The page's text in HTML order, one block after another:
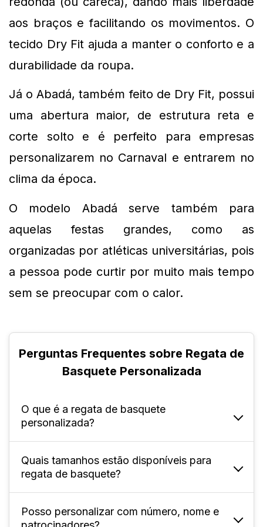
aos braços e facilitando os movimentos. O
tecido Dry Fit ajuda a manter o conforto e a
durabilidade da roupa.
Já o Abadá, também feito de Dry Fit, possui
uma abertura maior, de estrutura reta e
corte solto e é perfeito para empresas
personalizarem no Carnaval e entrarem no
clima da época.
O modelo Abadá serve também para
aquelas festas grandes, como as
organizadas por atléticas universitárias, pois
a pessoa pode curtir por muito mais tempo
sem se preocupar com o calor.
Perguntas Frequentes sobre Regata de
Basquete Personalizada
O que é a regata de basquete
personalizada?
É uma peça esportiva feita sob medida, com
possibilidade de incluir design, nome, número
e logotipo da equipe.
Quais tamanhos estão disponíveis para
regata de basquete?
Disponível para adultos nos tamanhos P ao
Posso personalizar com número, nome e